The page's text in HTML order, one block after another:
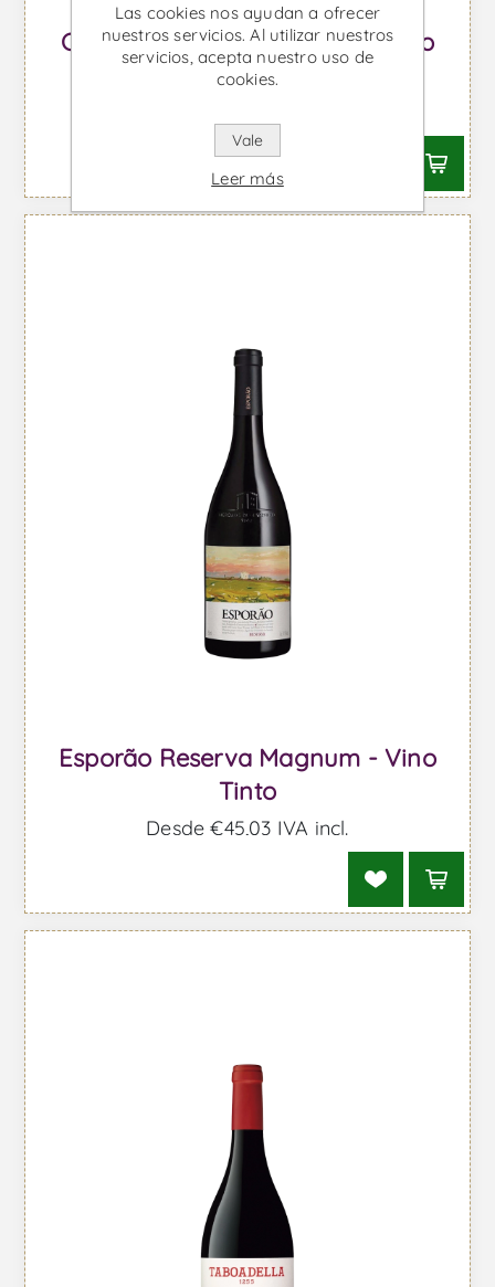
Cartuxa Reserva Magnum - Vino
Tinto
Esporão Reserva Magnum - Vino
Tinto
Desde €45,03 IVA incl.
Las cookies nos ayudan a ofrecer
nuestros servicios. Al utilizar nuestros
servicios, acepta nuestro uso de
cookies.
Vale
Leer más